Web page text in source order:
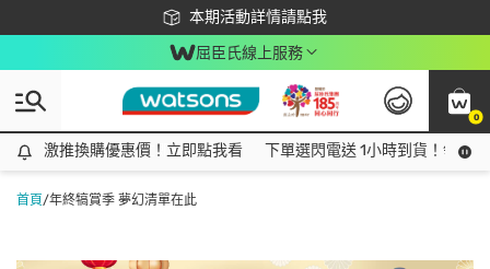
本期活動詳情請點我
下載app最高回饋$350
屈臣氏線上服務
0
激推換購優惠價！立即點我看
激推換購優惠價！立即點我看 下單選閃電送 1小時到貨！領神
首頁/年終犒賞季 夢幻清單在此